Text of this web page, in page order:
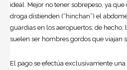
ideal. Mejor no tener sobrepeso, ya
droga distienden (“hinchan”) el
guardias en los aeropuertos; de hecho,
suelen ser hombres gordos que viajan
El pago se efectúa exclusivamente